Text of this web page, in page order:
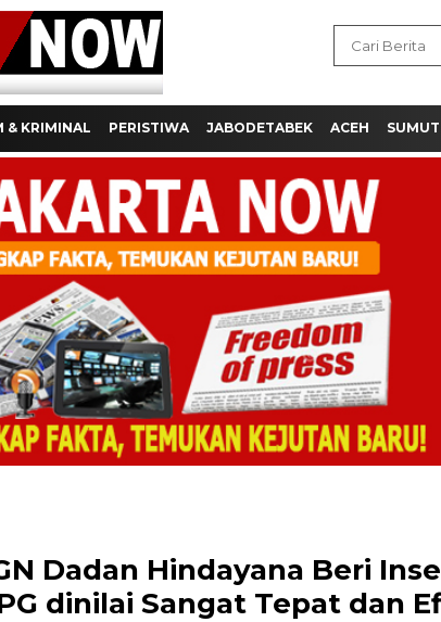
& KRIMINAL PERISTIWA JABODETABEK ACEH SUMUT
Dadan Hindayana Beri
dinilai Sangat Tepat dan